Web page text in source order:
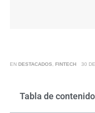
EN DESTACADOS FINTECH 30
Tabla de